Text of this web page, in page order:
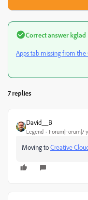
Correct answerkglad
Apps tab missing from
7 replies
David__B
Legend Forum|Forum|7
Moving toCreative